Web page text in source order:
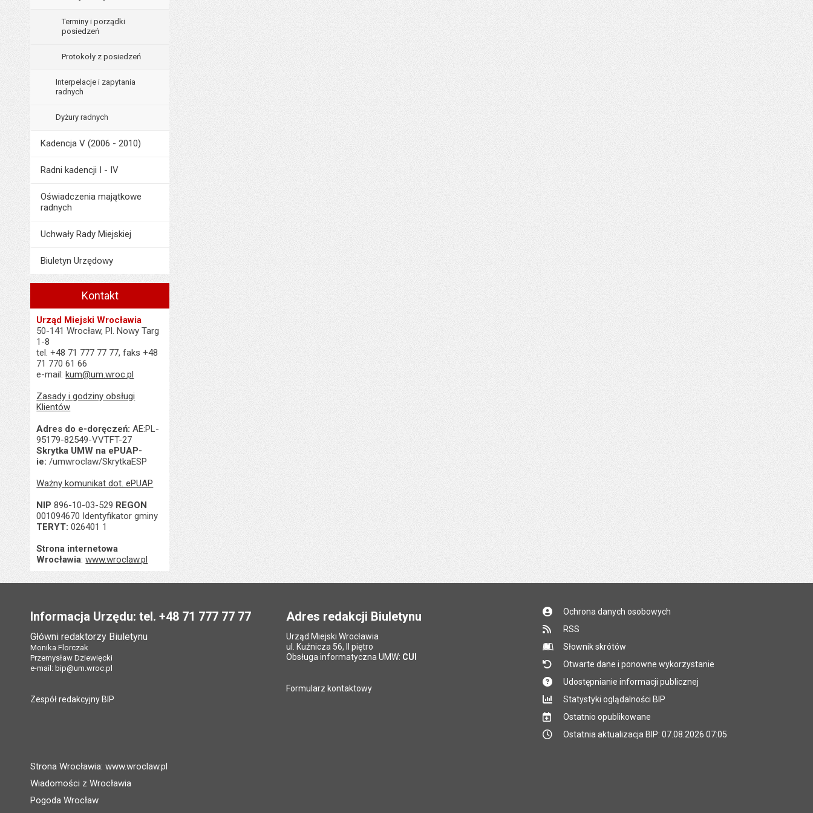
Terminy i porządki
posiedzeń
Protokoły z posiedzeń
Interpelacje i zapytania
radnych
Dyżury radnych
Kadencja V (2006 - 2010)
Radni kadencji I - IV
Oświadczenia majątkowe
radnych
Uchwały Rady Miejskiej
Biuletyn Urzędowy
Kontakt
Urząd Miejski Wrocławia
50-141 Wrocław, Pl. Nowy Targ
1-8
tel. +48 71 777 77 77, faks +48
71 770 61 66
e-mail:kum@um.wroc.pl
Zasady i godziny obsługi
Klientów
Adres do e-doręczeń: AE:PL-
95179-82549-VVTFT-27
Skrytka UMW na ePUAP-
ie: /umwroclaw/SkrytkaESP
Ważny komunikat dot. ePUAP
NIP 896-10-03-529 REGON
001094670 Identyfikator gminy
TERYT: 026401 1
Strona internetowa
Wrocławia:www.wroclaw.pl
Informacja Urzędu: tel. +48 71 777 77 77
Główni redaktorzy Biuletynu
Monika Florczak
Przemysław Dziewięcki
e-mail: bip@um.wroc.pl
Zespół redakcyjny BIP
Adres redakcji Biuletynu
Urząd Miejski Wrocławia
ul. Kuźnicza 56, II piętro
Obsługa informatyczna UMW: CUI
Formularz kontaktowy
Ochrona danych osobowych
RSS
Słownik skrótów
Otwarte dane i ponowne wykorzystanie
Udostępnianie informacji publicznej
Statystyki oglądalności BIP
Ostatnio opublikowane
Ostatnia aktualizacja BIP: 07.08.2026 07:05
Strona Wrocławia: www.wroclaw.pl
Wiadomości z Wrocławia
Pogoda Wrocław